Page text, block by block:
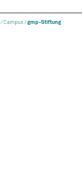
/Campus /gmp-Stiftung